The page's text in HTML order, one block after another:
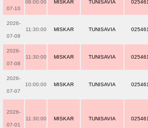
07-10
08:00:00 MISKAR TUNISAVIA 025461
2026-
07-09
11:30:00 MISKAR TUNISAVIA 025461
2026-
07-08
11:30:00 MISKAR TUNISAVIA 025461
2026-
07-07
10:00:00 MISKAR TUNISAVIA 025461
2026-
07-01
11:30:00 MISKAR TUNISAVIA 025461